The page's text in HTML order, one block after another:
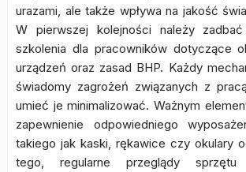
urazami, ale także wpływa na jakość
W pierwszej kolejności należy
szkolenia dla pracowników dotyczące
urządzeń oraz zasad BHP. Każdy
świadomy zagrożeń związanych z
umieć je minimalizować. Ważnym
zapewnienie odpowiedniego
takiego jak kaski, rękawice czy okulary
tego, regularne przeglądy sprzętu